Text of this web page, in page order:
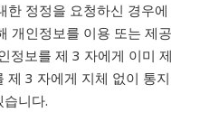
정정을 요청하신 경우에
개인정보를 이용 또는 제공
정보를 제 3 자에게 이미 제
제 3 자에게 지체 없이 통지
니다.